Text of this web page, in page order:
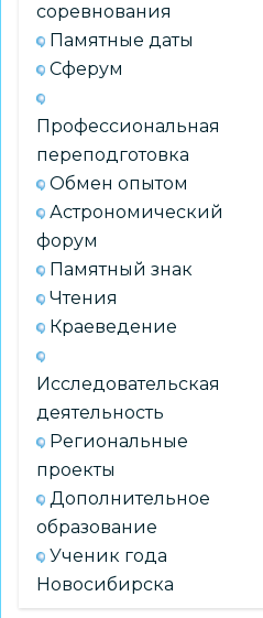
соревнования
Памятные даты
Сферум
Профессиональная
переподготовка
Обмен опытом
Астрономический
форум
Памятный знак
Чтения
Краеведение
Исследовательская
деятельность
Региональные
проекты
Дополнительное
образование
Ученик года
Новосибирска